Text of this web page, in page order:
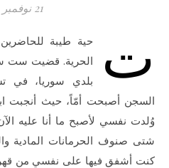
21 نوفمبر 2020
ت
حية طيبة
الحرية. قضيت ست
بلدي سوريا، في
السجن أصبحت أمّاً، حيث أنجبت
وُلدت نفسي لأصبح ما أنا عليه
شتى صنوف الحرمانات المادية
كنت أشفق فيها على نفسي من قهر